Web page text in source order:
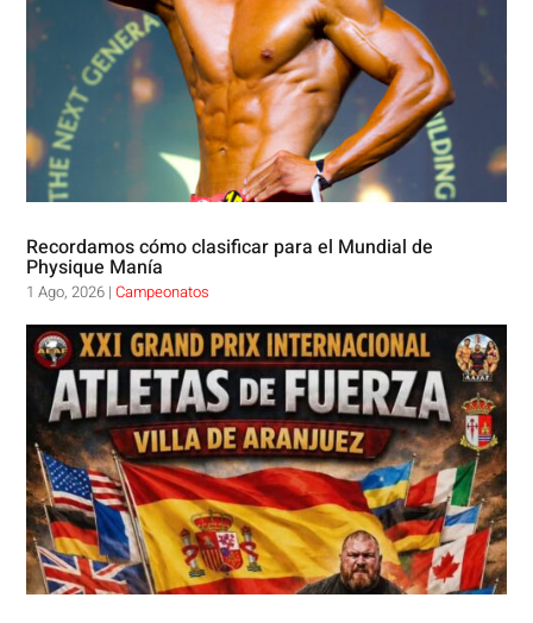
Recordamos cómo clasificar para el Mundial de
Physique Manía
1 Ago, 2026 |Campeonatos